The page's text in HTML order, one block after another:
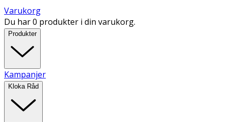
Varukorg
Du har 0 produkter i din varukorg.
Produkter
Kampanjer
Kloka Råd